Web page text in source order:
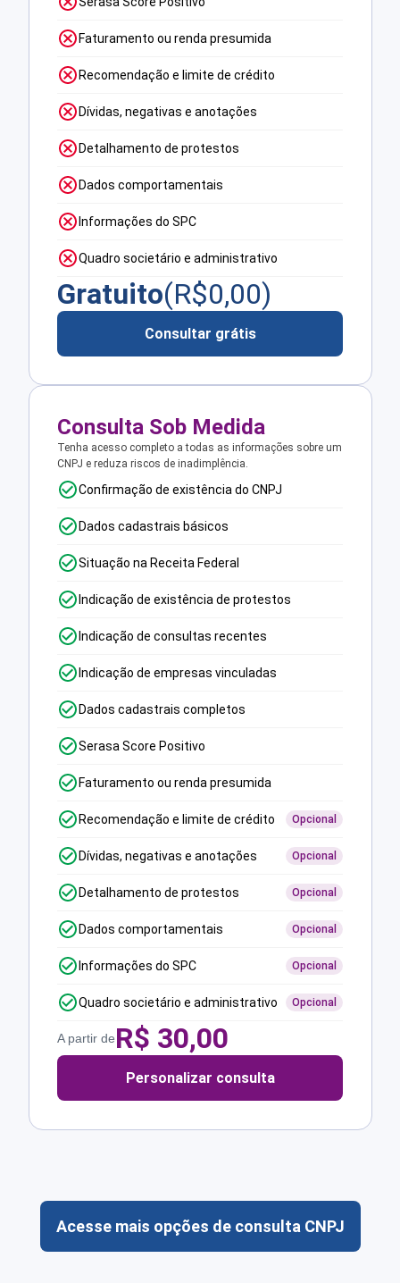
Faturamento ou renda presumida
Recomendação e limite de crédito
Dívidas, negativas e anotações
Detalhamento de protestos
Dados comportamentais
Informações do SPC
Quadro societário e administrativo
Gratuito(R$0,00)
Consultar grátis
Consulta Sob Medida
Tenha acesso completo a todas as informações sobre um
CNPJ e reduza riscos de inadimplência.
Confirmação de existência do CNPJ
Dados cadastrais básicos
Situação na Receita Federal
Indicação de existência de protestos
Indicação de consultas recentes
Indicação de empresas vinculadas
Dados cadastrais completos
Serasa Score Positivo
Faturamento ou renda presumida
Recomendação e limite de crédito Opcional
Dívidas, negativas e anotações Opcional
Detalhamento de protestos Opcional
Dados comportamentais Opcional
Informações do SPC Opcional
Quadro societário e administrativo Opcional
A partir deR$ 30,00
Personalizar consulta
Acesse mais opções de consulta CNPJ